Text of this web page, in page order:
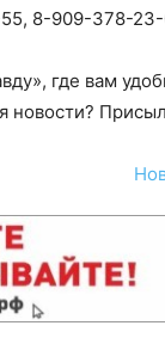
8-909-378-23-
где вам
новости?